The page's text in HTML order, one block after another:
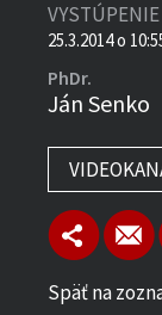
3:13:58
25.3.2014 o
PhDr.
Ján Senko
Späť na